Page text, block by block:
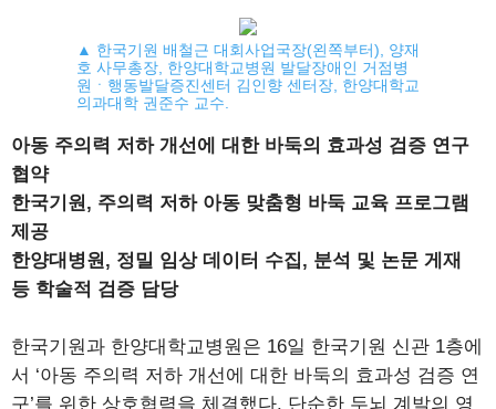
▲ 한국기원 배철근 대회사업국장(왼쪽부터), 양재
호 사무총장, 한양대학교병원 발달장애인 거점병
원ㆍ행동발달증진센터 김인향 센터장, 한양대학교
의과대학 권준수 교수.
아동 주의력 저하 개선에 대한 바둑의 효과성 검증 연구
협약
한국기원, 주의력 저하 아동 맞춤형 바둑 교육 프로그램
제공
한양대병원, 정밀 임상 데이터 수집, 분석 및 논문 게재
등 학술적 검증 담당
한국기원과 한양대학교병원은 16일 한국기원 신관 1층에
서 ‘아동 주의력 저하 개선에 대한 바둑의 효과성 검증 연
구’를 위한 상호협력을 체결했다. 단순한 두뇌 계발의 영